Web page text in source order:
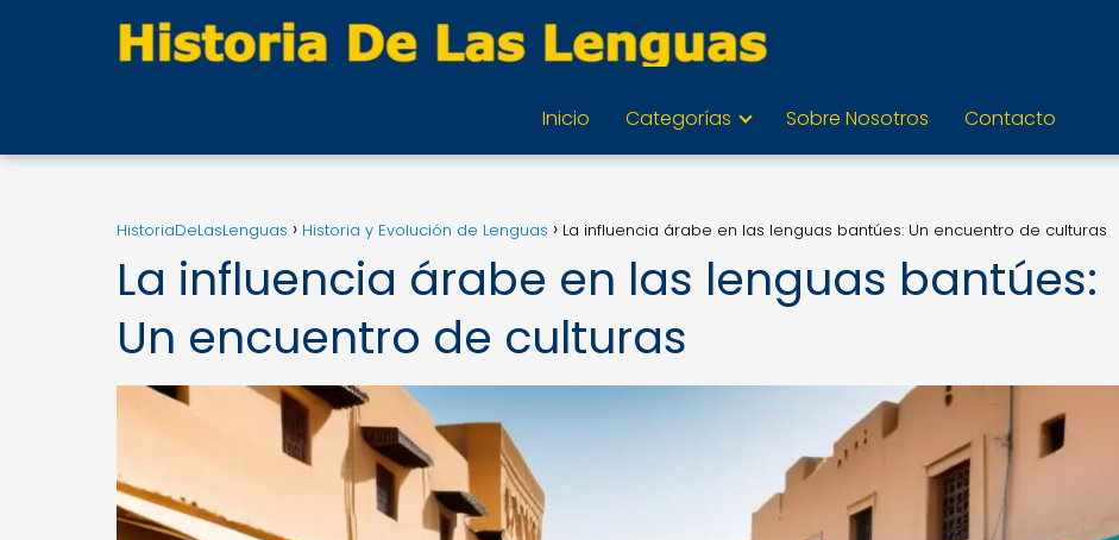
Inicio Categorías Sobre Nosotros Contacto
HistoriaDeLasLenguas Historia y Evolución de Lenguas La influencia árabe en las lenguas bantúes: Un encuentro de culturas
La influencia árabe en las lenguas bantúes:
Un encuentro de culturas